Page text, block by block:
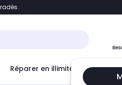
Accéder directement au
Réparer en illimité avec Le